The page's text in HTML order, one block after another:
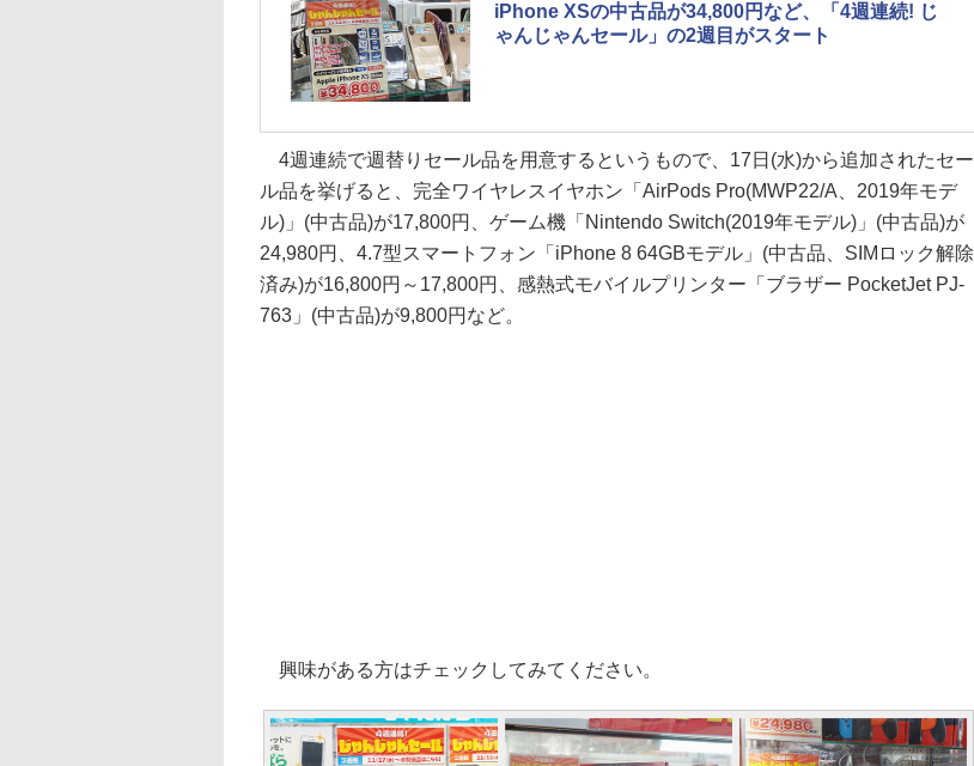
iPhone XSの中古品が34,800円など、「4週連続! じ
ゃんじゃんセール」の2週目がスタート
4週連続で週替りセール品を用意するというもので、17日(水)から追加されたセー
ル品を挙げると、完全ワイヤレスイヤホン「AirPods Pro(MWP22/A、2019年モデ
ル)」(中古品)が17,800円、ゲーム機「Nintendo Switch(2019年モデル)」(中古品)が
24,980円、4.7型スマートフォン「iPhone 8 64GBモデル」(中古品、SIMロック解除
済み)が16,800円～17,800円、感熱式モバイルプリンター「ブラザー PocketJet PJ-
763」(中古品)が9,800円など。
興味がある方はチェックしてみてください。